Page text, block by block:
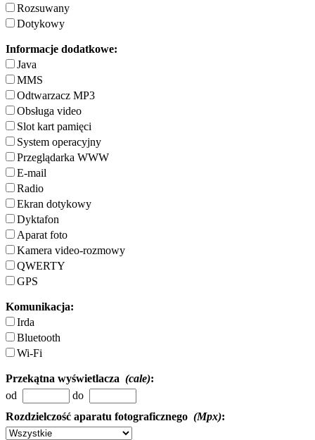
Rozsuwany
Dotykowy
Informacje dodatkowe:
Java
MMS
Odtwarzacz MP3
Obsługa video
Slot kart pamięci
System operacyjny
Przeglądarka WWW
E-mail
Radio
Ekran dotykowy
Dyktafon
Aparat foto
Kamera video-rozmowy
QWERTY
GPS
Komunikacja:
Irda
Bluetooth
Wi-Fi
Przekątna wyświetlacza (cale):
od
do
Rozdzielczość aparatu fotograficznego (Mpx):